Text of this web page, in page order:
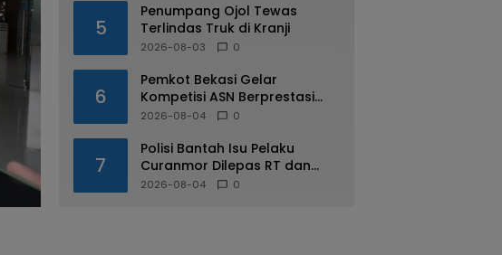
5
Penumpang Ojol Tewas
Terlindas Truk di Kranji
2026-08-03 0
6
Pemkot Bekasi Gelar
Kompetisi ASN Berprestasi
pada HUT RI ke-81
2026-08-04 0
7
Polisi Bantah Isu Pelaku
Curanmor Dilepas RT dan
Warga di Pejuang
2026-08-04 0